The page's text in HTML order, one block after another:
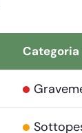
Categoria